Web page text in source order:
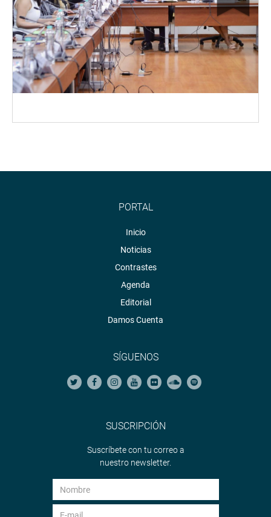
PORTAL
Inicio
Noticias
Contrastes
Agenda
Editorial
Damos Cuenta
SÍGUENOS
SUSCRIPCIÓN
Suscríbete con tu correo a
nuestro newsletter.